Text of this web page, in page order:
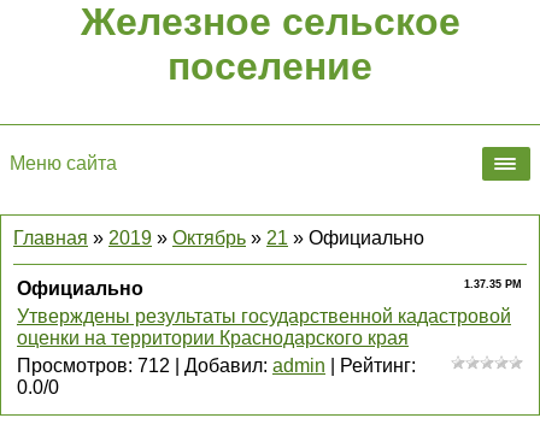
Железное сельское
поселение
Меню сайта
Главная » 2019 » Октябрь » 21 » Официально
1.37.35 PM
Официально
Утверждены результаты государственной кадастровой
оценки на территории Краснодарского края
Просмотров: 712 Добавил: admin Рейтинг:
0.0/0